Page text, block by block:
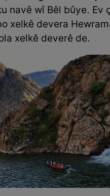
navê wî Bêl bûye. Ev
xelkê devera
xelkê deverê de.